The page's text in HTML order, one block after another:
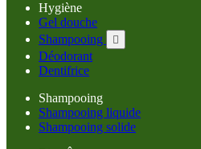
Hygiène
Gel douche
Shampooing

Déodorant
Dentifrice
Shampooing
Shampooing liquide
Shampooing solide